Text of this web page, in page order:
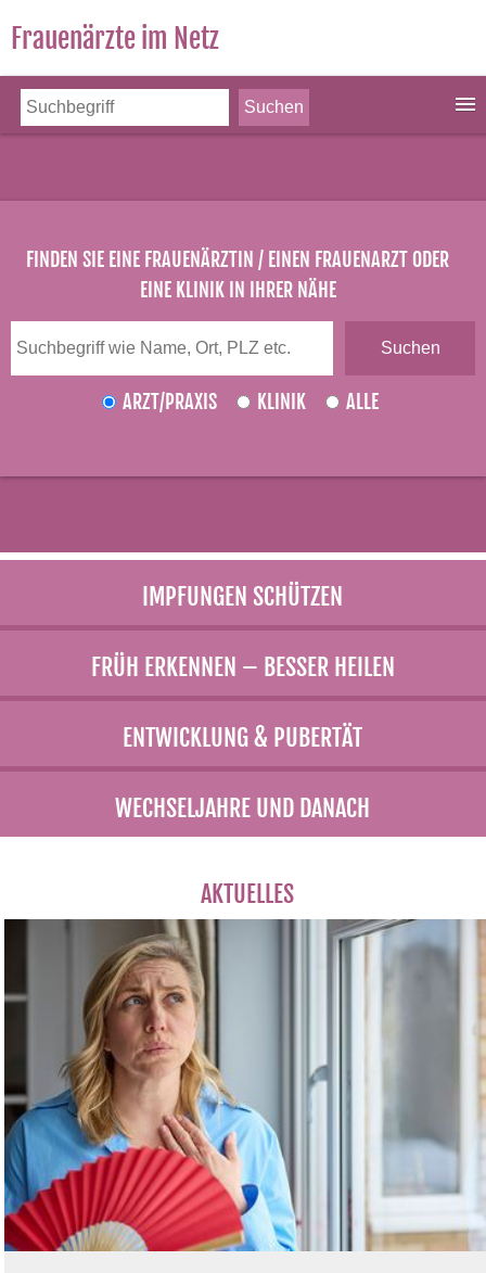
Frauenärzte im Netz
FINDEN SIE EINE FRAUENÄRZTIN / EINEN FRAUENARZT ODER
EINE KLINIK IN IHRER NÄHE
ARZT/PRAXIS KLINIK ALLE
IMPFUNGEN SCHÜTZEN
FRÜH ERKENNEN – BESSER HEILEN
ENTWICKLUNG & PUBERTÄT
WECHSELJAHRE UND DANACH
AKTUELLES